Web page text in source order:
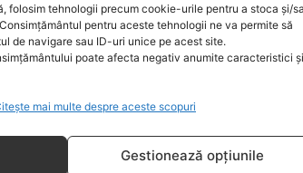
folosim tehnologii precum cookie-urile pentru a stoca și/
pentru aceste tehnologii ne va permite să
de navigare sau ID-uri unice pe acest site.
poate afecta negativ anumite caracteristici și
mai multe despre aceste scopuri
Gestionează opțiunile
de nepotism.
altă politică, un altfel de
de la Apele Române nu
nu vorbesc numai
vicepreședinte la PNL Iași,